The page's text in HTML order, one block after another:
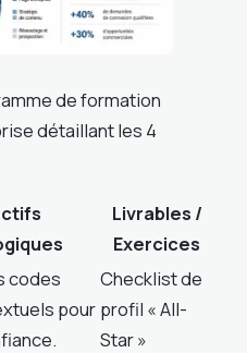
de formation
détaillant les 4
Livrables /
Exercices
codes
pour
Checklist de
profil « All-
Star »